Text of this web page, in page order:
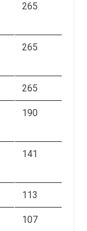
265
265
265
190
141
113
107